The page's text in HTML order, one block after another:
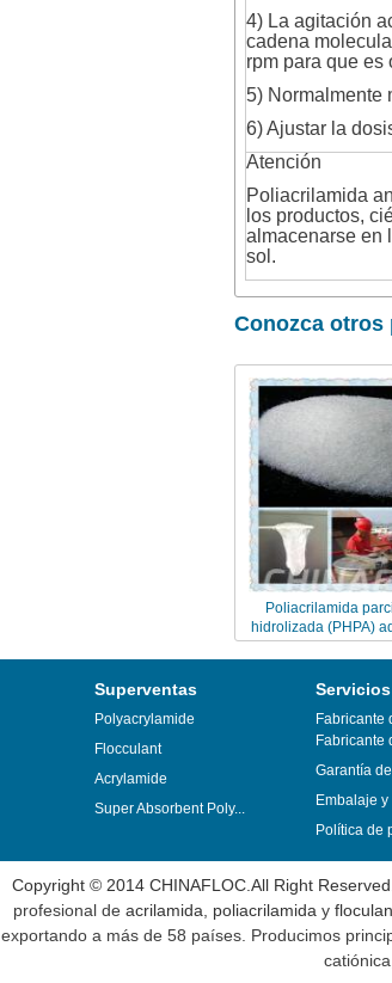
4) La agitación
cadena
rpm para que es
5) Normalmente
6) Ajustar la
Atención
Poliacrilamida
los productos,
almacenarse en
sol.
Conozca otros
Poliacrilamida
hidrolizada (PHPA)
fluidos de
Superventas
Polyacrylamide
Flocculant
Acrylamide
Super Absorbent Poly...
Servicios
Fabricante
Fabricante
Garantía
Embalaje
Política de
Copyright © 2014 CHINAFLOC.All Right
profesional de acrilamida poliacrilamida y
exportando a más de 58 países. Producimos